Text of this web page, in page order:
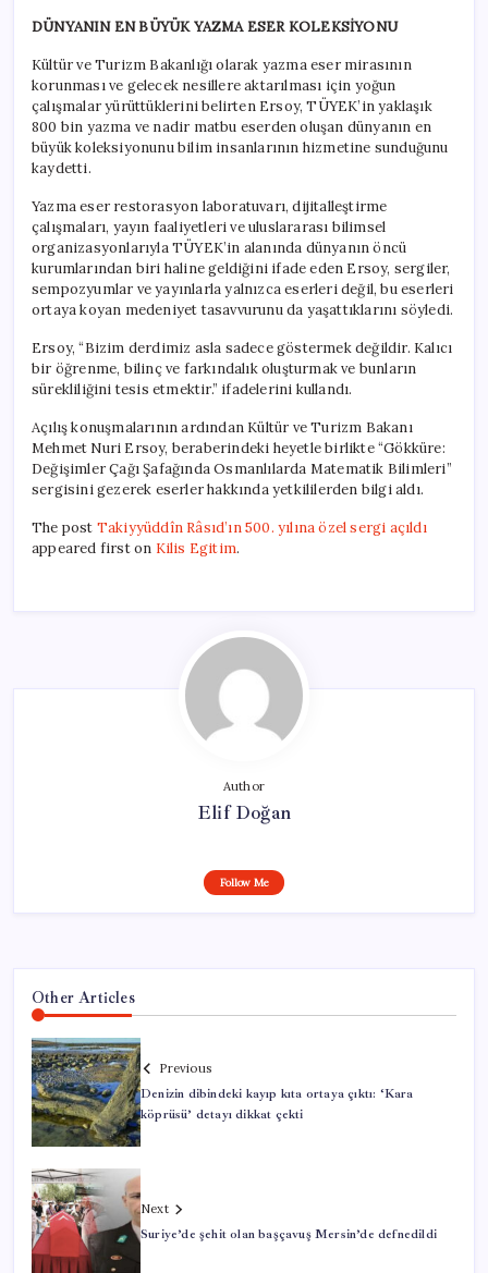
DÜNYANIN EN BÜYÜK YAZMA ESER KOLEKSİYONU
Kültür ve Turizm Bakanlığı olarak yazma eser mirasının
korunması ve gelecek nesillere aktarılması için yoğun
çalışmalar yürüttüklerini belirten Ersoy, TÜYEK’in yaklaşık
800 bin yazma ve nadir matbu eserden oluşan dünyanın en
büyük koleksiyonunu bilim insanlarının hizmetine sunduğunu
kaydetti.
Yazma eser restorasyon laboratuvarı, dijitalleştirme
çalışmaları, yayın faaliyetleri ve uluslararası bilimsel
organizasyonlarıyla TÜYEK’in alanında dünyanın öncü
kurumlarından biri haline geldiğini ifade eden Ersoy, sergiler,
sempozyumlar ve yayınlarla yalnızca eserleri değil, bu eserleri
ortaya koyan medeniyet tasavvurunu da yaşattıklarını söyledi.
Ersoy, “Bizim derdimiz asla sadece göstermek değildir. Kalıcı
bir öğrenme, bilinç ve farkındalık oluşturmak ve bunların
sürekliliğini tesis etmektir.” ifadelerini kullandı.
Açılış konuşmalarının ardından Kültür ve Turizm Bakanı
Mehmet Nuri Ersoy, beraberindeki heyetle birlikte “Gökküre:
Değişimler Çağı Şafağında Osmanlılarda Matematik Bilimleri”
sergisini gezerek eserler hakkında yetkililerden bilgi aldı.
The post Takiyyüddîn Râsıd’ın 500. yılına özel sergi açıldı
appeared first on Kilis Egitim.
Author
Elif Doğan
Follow Me
Other Articles
Previous
Denizin dibindeki kayıp kıta ortaya çıktı: ‘Kara
köprüsü’ detayı dikkat çekti
Next
Suriye’de şehit olan başçavuş Mersin’de defnedildi